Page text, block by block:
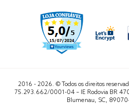
2016 - 2026. © Todos os direitos
75.293.662/0001-04 – IE Rodovia BR
Blumenau, SC,